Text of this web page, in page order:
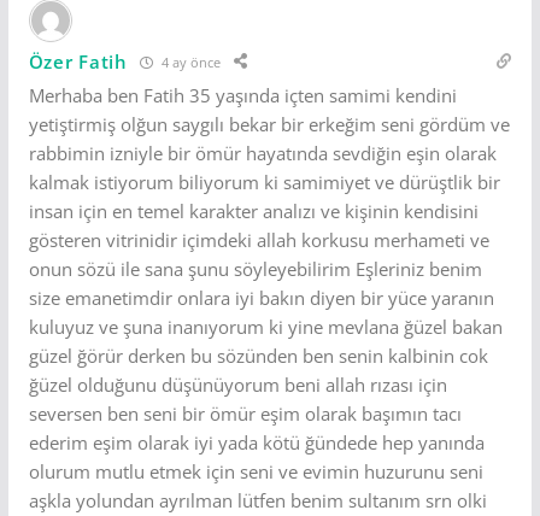
Özer Fatih 4 ay önce
Merhaba ben Fatih 35 yaşında içten samimi kendini
yetiştirmiş olğun saygılı bekar bir erkeğim seni gördüm ve
rabbimin izniyle bir ömür hayatında sevdiğin eşin olarak
kalmak istiyorum biliyorum ki samimiyet ve dürüştlik bir
insan için en temel karakter analızı ve kişinin kendisini
gösteren vitrinidir içimdeki allah korkusu merhameti ve
onun sözü ile sana şunu söyleyebilirim Eşleriniz benim
size emanetimdir onlara iyi bakın diyen bir yüce yaranın
kuluyuz ve şuna inanıyorum ki yine mevlana ğüzel bakan
güzel ğörür derken bu sözünden ben senin kalbinin cok
ğüzel olduğunu düşünüyorum beni allah rızası için
seversen ben seni bir ömür eşim olarak başımın tacı
ederim eşim olarak iyi yada kötü ğündede hep yanında
olurum mutlu etmek için seni ve evimin huzurunu seni
aşkla yolundan ayrılman lütfen benim sultanım srn olki